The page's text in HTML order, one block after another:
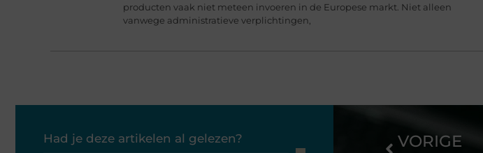
producten vaak niet meteen invoeren in de Europese markt. Niet alleen
vanwege administratieve verplichtingen,
Had je deze artikelen al gelezen? VORIGE